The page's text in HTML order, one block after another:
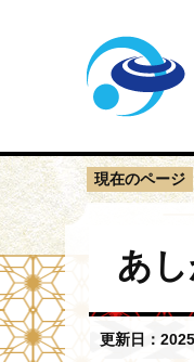
の
先
頭
で
す
現在のページ
あ
更新日：